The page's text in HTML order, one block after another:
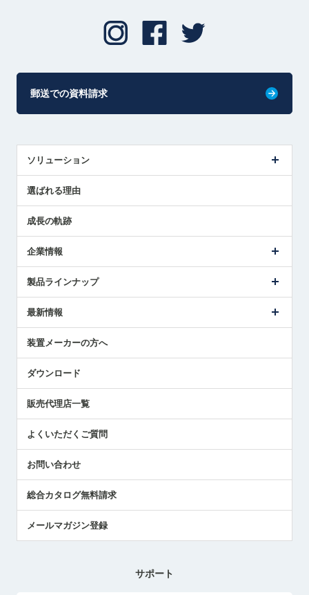
郵送での資料請求
ソリューション
解決策提案
選ばれる理由
成長の軌跡
企業情報
ごあいさつ
受賞履歴
採用情報
国/地域/言語
製品ラインナップ
ツールセッタ製品
エアマイクロセンサ製品
最新情報
メトロールの技術
社員ブログ
中小企業のBCP地震対策
センサのテクニカルガイド
社長ブログ
装置メーカーの方へ
ダウンロード
販売代理店一覧
よくいただくご質問
お問い合わせ
総合カタログ無料請求
メールマガジン登録
サポート